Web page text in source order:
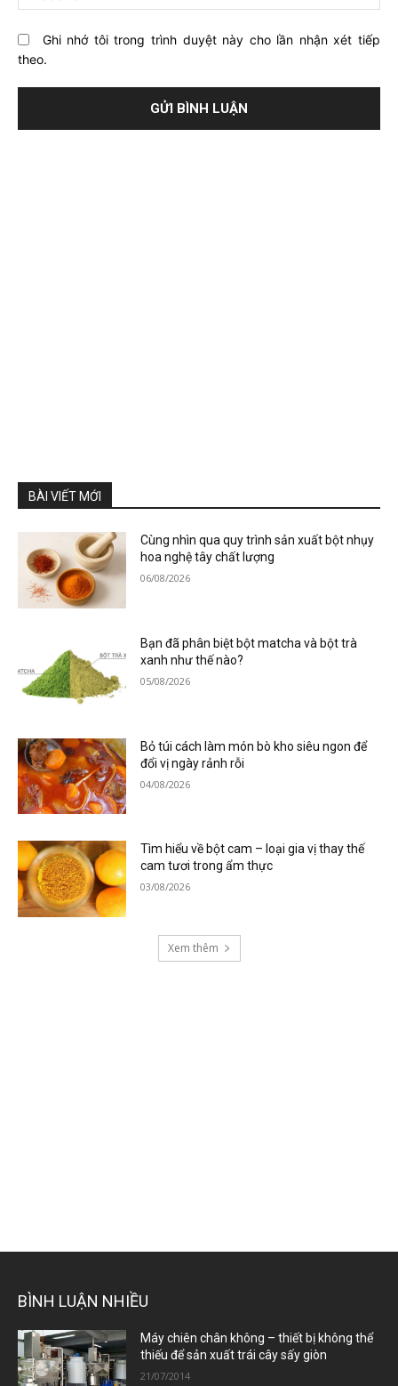
Ghi nhớ tôi trong trình duyệt này cho lần nhận xét tiếp
theo.
BÀI VIẾT MỚI
Cùng nhìn qua quy trình sản xuất bột nhụy
hoa nghệ tây chất lượng
06/08/2026
Bạn đã phân biệt bột matcha và bột trà
xanh như thế nào?
05/08/2026
Bỏ túi cách làm món bò kho siêu ngon để
đổi vị ngày rảnh rỗi
04/08/2026
Tìm hiểu về bột cam – loại gia vị thay thế
cam tươi trong ẩm thực
03/08/2026
Xem thêm
BÌNH LUẬN NHIỀU
Máy chiên chân không – thiết bị không thể
thiếu để sản xuất trái cây sấy giòn
21/07/2014